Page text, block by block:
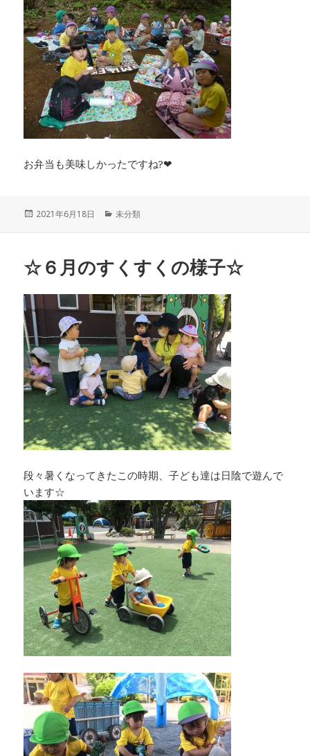
お弁当も美味しかったですね?❤
投
2021年6月18日
カ
ー
未分類
☆６月のすくすくの様子☆
段々暑くなってきたこの時期、子ども達は日陰で遊んで
います☆